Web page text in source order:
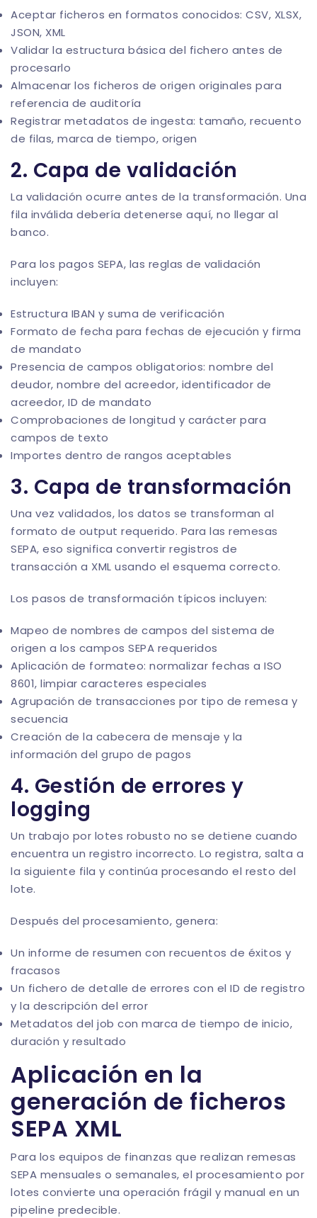
Aceptar ficheros en formatos conocidos: CSV, XLSX,
JSON, XML
Validar la estructura básica del fichero antes de
procesarlo
Almacenar los ficheros de origen originales para
referencia de auditoría
Registrar metadatos de ingesta: tamaño, recuento
de filas, marca de tiempo, origen
2. Capa de validación
La validación ocurre antes de la transformación. Una
fila inválida debería detenerse aquí, no llegar al
banco.
Para los pagos SEPA, las reglas de validación
incluyen:
Estructura IBAN y suma de verificación
Formato de fecha para fechas de ejecución y firma
de mandato
Presencia de campos obligatorios: nombre del
deudor, nombre del acreedor, identificador de
acreedor, ID de mandato
Comprobaciones de longitud y carácter para
campos de texto
Importes dentro de rangos aceptables
3. Capa de transformación
Una vez validados, los datos se transforman al
formato de output requerido. Para las remesas
SEPA, eso significa convertir registros de
transacción a XML usando el esquema correcto.
Los pasos de transformación típicos incluyen:
Mapeo de nombres de campos del sistema de
origen a los campos SEPA requeridos
Aplicación de formateo: normalizar fechas a ISO
8601, limpiar caracteres especiales
Agrupación de transacciones por tipo de remesa y
secuencia
Creación de la cabecera de mensaje y la
información del grupo de pagos
4. Gestión de errores y
logging
Un trabajo por lotes robusto no se detiene cuando
encuentra un registro incorrecto. Lo registra, salta a
la siguiente fila y continúa procesando el resto del
lote.
Después del procesamiento, genera:
Un informe de resumen con recuentos de éxitos y
fracasos
Un fichero de detalle de errores con el ID de registro
y la descripción del error
Metadatos del job con marca de tiempo de inicio,
duración y resultado
Aplicación en la
generación de ficheros
SEPA XML
Para los equipos de finanzas que realizan remesas
SEPA mensuales o semanales, el procesamiento por
lotes convierte una operación frágil y manual en un
pipeline predecible.